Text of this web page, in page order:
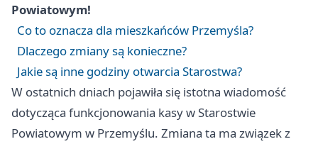
Powiatowym!
Co to oznacza dla mieszkańców Przemyśla?
Dlaczego zmiany są konieczne?
Jakie są inne godziny otwarcia Starostwa?
W ostatnich dniach pojawiła się istotna wiadomość
dotycząca funkcjonowania kasy w Starostwie
Powiatowym w Przemyślu. Zmiana ta ma związek z